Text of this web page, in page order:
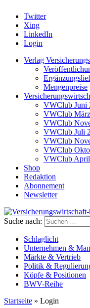
Twitter
Xing
LinkedIn
Login
Verlag
Mengenpreise
VWClub Juni
VWClub
VWClub
VWClub Juli
VWClub
VWClub
VWClub
Shop
Redaktion
Abonnement
Newsletter
Versicherungswirtschaft-
Suche nach:
Schlaglicht
Unternehmen &
Märkte & Vertrieb
Politik &
Köpfe & Positionen
BWV-Reihe
Startseite » Login